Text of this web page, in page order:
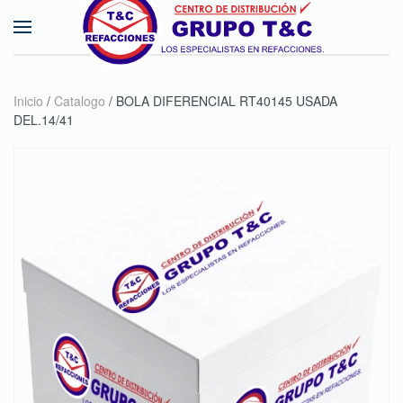
Skip to main content
Inicio / Catalogo / BOLA DIFERENCIAL RT40145 USADA
DEL.14/41